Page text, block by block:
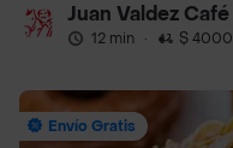
Juan Valdez Café
12 min · $ 4000
Envío Gratis